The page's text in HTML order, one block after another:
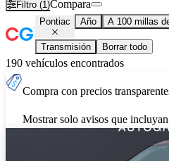
Filtro (1)Compara
Pontiac Año A 100 millas
Transmisión Borrar todo
190 vehículos encontrados
Compra con precios
Mostrar solo avisos que